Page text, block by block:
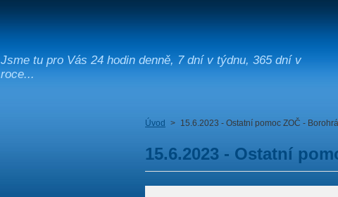
Jsme tu pro Vás 24 hodin denně, 7 dní v týdnu, 365 dní v
roce...
Úvod > 15.6.2023 - Ostatní pomoc ZOČ -
15.6.2023 - Ostatní